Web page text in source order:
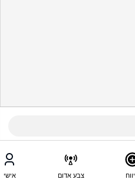
צבע אדום אישי